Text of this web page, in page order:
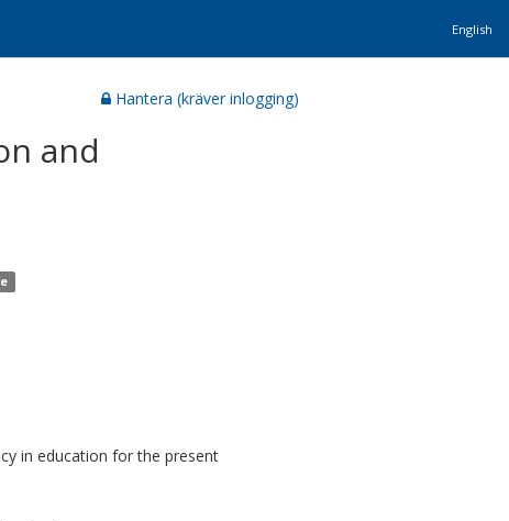
English
Hantera (kräver inlogging)
and
in education for the present